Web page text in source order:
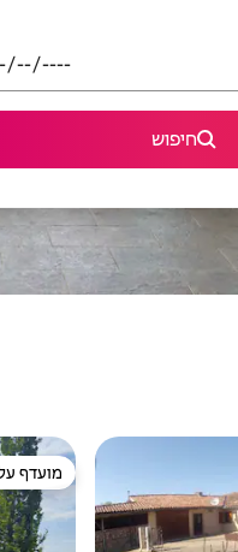
חיפוש
מועדף
מועדף